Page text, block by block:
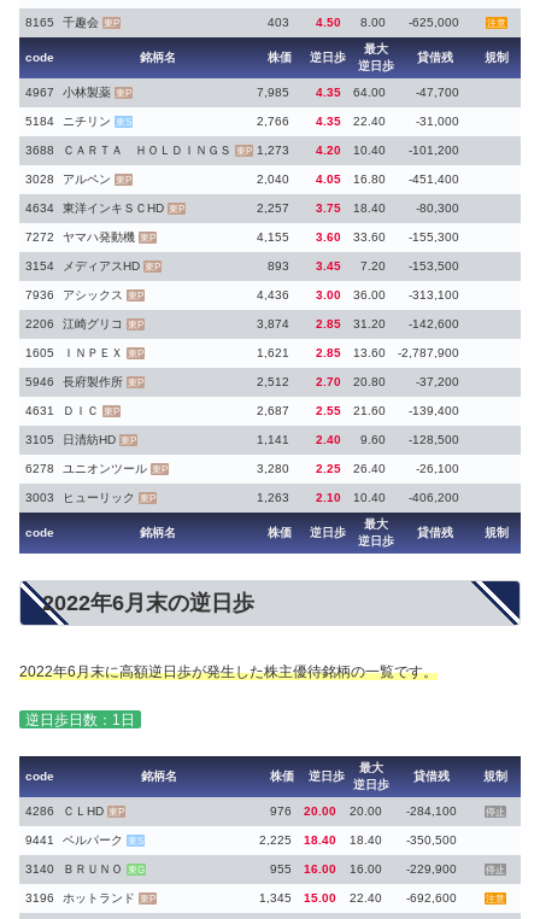
8165 千趣会 東P 403 4.50 8.00 -625,000 注意
code 銘柄名 株価 逆日歩
最大
逆日歩
貸借残 規制
4967 小林製薬 東P 7,985 4.35 64.00 -47,700
5184 ニチリン 東S 2,766 4.35 22.40 -31,000
3688 ＣＡＲＴＡ ＨＯＬＤＩＮＧＳ 東P 1,273 4.20 10.40 -101,200
3028 アルペン 東P 2,040 4.05 16.80 -451,400
4634 東洋インキＳＣHD 東P 2,257 3.75 18.40 -80,300
7272 ヤマハ発動機 東P 4,155 3.60 33.60 -155,300
3154 メディアスHD 東P 893 3.45 7.20 -153,500
7936 アシックス 東P 4,436 3.00 36.00 -313,100
2206 江崎グリコ 東P 3,874 2.85 31.20 -142,600
1605 ＩＮＰＥＸ 東P 1,621 2.85 13.60 -2,787,900
5946 長府製作所 東P 2,512 2.70 20.80 -37,200
4631 ＤＩＣ 東P 2,687 2.55 21.60 -139,400
3105 日清紡HD 東P 1,141 2.40 9.60 -128,500
6278 ユニオンツール 東P 3,280 2.25 26.40 -26,100
3003 ヒューリック 東P 1,263 2.10 10.40 -406,200
code 銘柄名 株価 逆日歩
最大
逆日歩
貸借残 規制
2022年6月末の逆日歩
2022年6月末に高額逆日歩が発生した株主優待銘柄の一覧です。
逆日歩日数：1日
code 銘柄名 株価 逆日歩
最大
逆日歩
貸借残 規制
4286 ＣＬHD 東P 976 20.00 20.00 -284,100 停止
9441 ベルパーク 東S 2,225 18.40 18.40 -350,500
3140 ＢＲＵＮＯ 東G 955 16.00 16.00 -229,900 停止
3196 ホットランド 東P 1,345 15.00 22.40 -692,600 注意